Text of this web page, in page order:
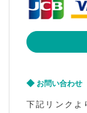
お問い合わせ
下記リンクよ